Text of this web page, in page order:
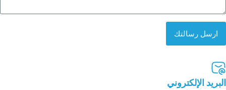
ارسل رسالتك
البريد الإلكتروني